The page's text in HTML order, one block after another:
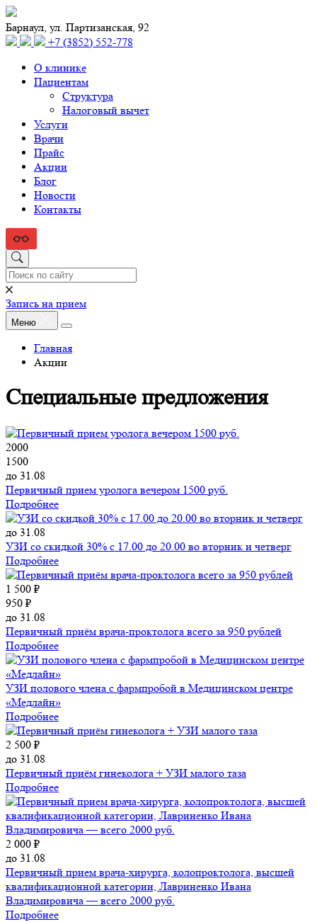
Барнаул, ул. Партизанская, 92
+7 (3852) 552‑778
О клинике
Пациентам
Структура
Налоговый вычет
Услуги
Врачи
Прайс
Акции
Блог
Новости
Контакты
Запись на прием
Меню
Главная
Акции
Специальные предложения
2000
1500
до 31.08
Первичный прием уролога вечером 1500 руб.
Подробнее
до 31.08
УЗИ со скидкой 30% с 17.00 до 20.00 во вторник и четверг
Подробнее
1 500 ₽
950 ₽
до 31.08
Первичный приём врача-проктолога всего за 950 рублей
Подробнее
УЗИ полового члена с фармпробой в Медицинском центре
«Медлайн»
Подробнее
2 500 ₽
до 31.08
Первичный приём гинеколога + УЗИ малого таза
Подробнее
2 000 ₽
до 31.08
Первичный прием врача-хирурга, колопроктолога, высшей
квалификационной категории, Лавриненко Ивана
Владимировича — всего 2000 руб.
Подробнее